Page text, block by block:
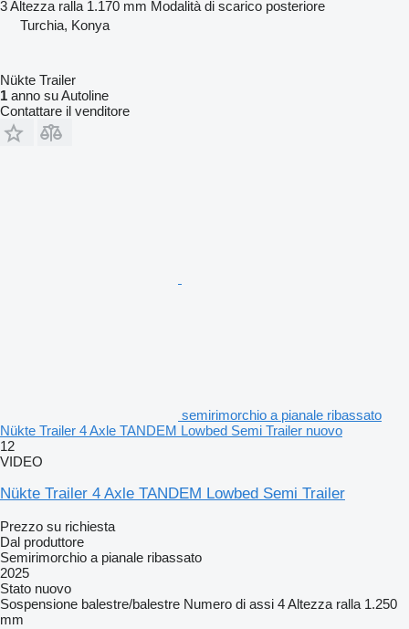
3Altezza ralla 1.170 mm Modalità di scarico posteriore
Turchia, Konya
Nükte Trailer
1 anno su Autoline
Contattare il venditore
semirimorchio a pianale ribassato
Nükte Trailer 4 Axle TANDEM Lowbed Semi Trailer nuovo
12
VIDEO
Nükte Trailer 4 Axle TANDEM Lowbed Semi Trailer
Prezzo su richiesta
Dal produttore
Semirimorchio a pianale ribassato
2025
Stato nuovo
Sospensione balestre/balestre Numero di assi 4Altezza ralla 1.250
mm